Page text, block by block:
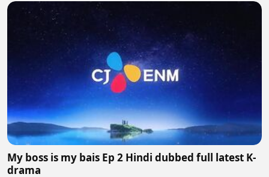
My boss is my bais Ep 2 Hindi dubbed full latest K-
drama